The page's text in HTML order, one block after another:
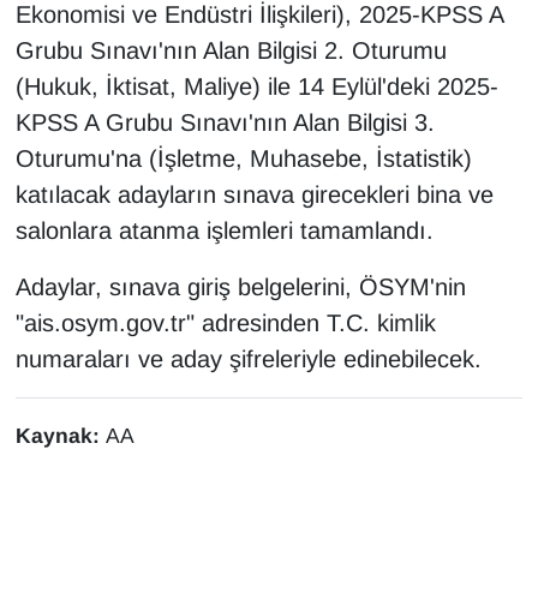
Ekonomisi ve Endüstri İlişkileri), 2025-KPSS A
Grubu Sınavı'nın Alan Bilgisi 2. Oturumu
(Hukuk, İktisat, Maliye) ile 14 Eylül'deki 2025-
KPSS A Grubu Sınavı'nın Alan Bilgisi 3.
Oturumu'na (İşletme, Muhasebe, İstatistik)
katılacak adayların sınava girecekleri bina ve
salonlara atanma işlemleri tamamlandı.
Adaylar, sınava giriş belgelerini, ÖSYM'nin
"ais.osym.gov.tr" adresinden T.C. kimlik
numaraları ve aday şifreleriyle edinebilecek.
Kaynak: AA
Kamu Alımları
Kim Kimdir?
Kültür & Sanat
KURDÎ
MAGAZİN
MEDYA